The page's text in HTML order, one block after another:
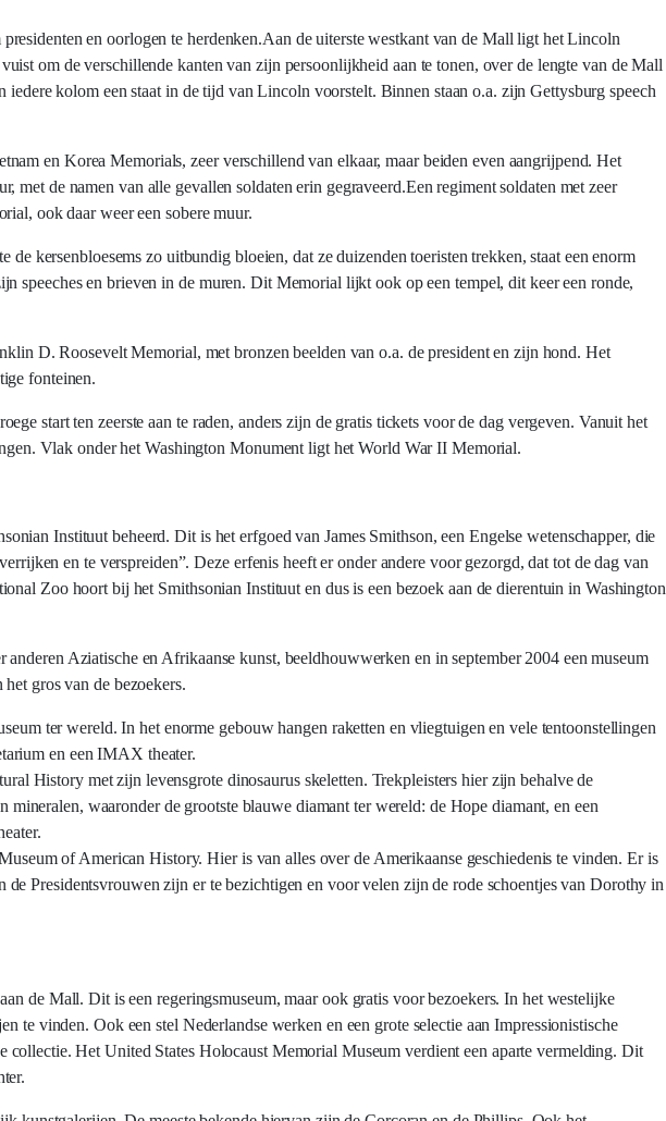
en oorlogen te herdenken.Aan de uiterste westkant van de Mall ligt het Lincoln
om de verschillende kanten van zijn persoonlijkheid aan te tonen, over de lengte van de Mall
kolom een staat in de tijd van Lincoln voorstelt. Binnen staan o.a. zijn Gettysburg speech
en Korea Memorials, zeer verschillend van elkaar, maar beiden even aangrijpend. Het
met de namen van alle gevallen soldaten erin gegraveerd.Een regiment soldaten met zeer
ook daar weer een sobere muur.
kersenbloesems zo uitbundig bloeien, dat ze duizenden toeristen trekken, staat een enorm
speeches en brieven in de muren. Dit Memorial lijkt ook op een tempel, dit keer een ronde,
D. Roosevelt Memorial, met bronzen beelden van o.a. de president en zijn hond. Het
fonteinen.
start ten zeerste aan te raden, anders zijn de gratis tickets voor de dag vergeven. Vanuit het
Vlak onder het Washington Monument ligt het World War II Memorial.
Instituut beheerd. Dit is het erfgoed van James Smithson, een Engelse wetenschapper, die
en te verspreiden”. Deze erfenis heeft er onder andere voor gezorgd, dat tot de dag van
Zoo hoort bij het Smithsonian Instituut en dus is een bezoek aan de dierentuin in Washington
Aziatische en Afrikaanse kunst, beeldhouwwerken en in september 2004 een museum
gros van de bezoekers.
ter wereld. In het enorme gebouw hangen raketten en vliegtuigen en vele tentoonstellingen
en een IMAX theater.
History met zijn levensgrote dinosaurus skeletten. Trekpleisters hier zijn behalve de
mineralen, waaronder de grootste blauwe diamant ter wereld: de Hope diamant, en een
of American History. Hier is van alles over de Amerikaanse geschiedenis te vinden. Er is
Presidentsvrouwen zijn er te bezichtigen en voor velen zijn de rode schoentjes van Dorothy in
de Mall. Dit is een regeringsmuseum, maar ook gratis voor bezoekers. In het westelijke
te vinden. Ook een stel Nederlandse werken en een grote selectie aan Impressionistische
Het United States Holocaust Memorial Museum verdient een aparte vermelding. Dit